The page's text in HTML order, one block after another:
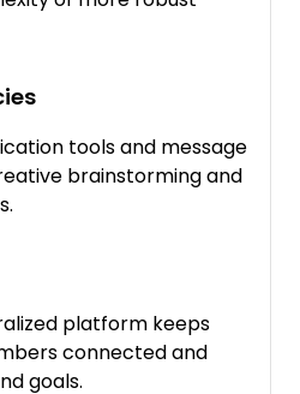
tools and message
brainstorming and
platform keeps
connected and
goals.